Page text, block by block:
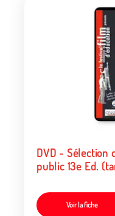
DVD - Sélection
public 13e Ed.
Voir la fiche